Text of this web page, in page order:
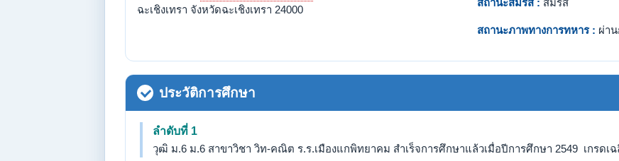
ฉะเชิงเทรา จังหวัดฉะเชิงเทรา 24000
สถานะสมรส : สมรส
สถานะภาพทางการทหาร : ผ่า
ประวัติการศึกษา
ลำดับที่ 1
วุฒิ ม.6 ม.6 สาขาวิชา วิท-คณิต ร.ร.เมืองแกพิทยาคม สำเร็จการศึกษาแล้วเมื่อปีการศึกษา 2549 เกรดเฉ